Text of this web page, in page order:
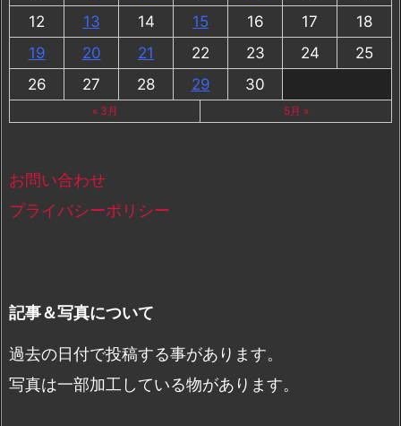
12
13 14 15 16 17
18
19
20 21 22 23 24
25
26
27 28 29 30
« 3月 5月 »
お問い合わせ
プライバシーポリシー
記事＆写真について
過去の日付で投稿する事があります。
写真は一部加工している物があります。